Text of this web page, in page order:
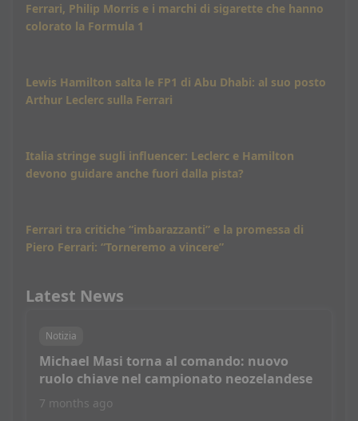
Ferrari, Philip Morris e i marchi di sigarette che hanno
colorato la Formula 1
Lewis Hamilton salta le FP1 di Abu Dhabi: al suo posto
Arthur Leclerc sulla Ferrari
Italia stringe sugli influencer: Leclerc e Hamilton
devono guidare anche fuori dalla pista?
Ferrari tra critiche “imbarazzanti” e la promessa di
Piero Ferrari: “Torneremo a vincere”
Latest News
Notizia
Michael Masi torna al comando: nuovo
ruolo chiave nel campionato neozelandese
7 months ago